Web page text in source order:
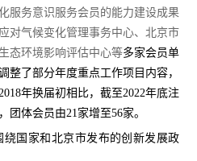
服务意识服务会员的能力建设成果
对气候变化管理事务中心、北京市
态环境影响评估中心等多家会员单
整了部分年度重点工作项目 内容，
年换届初相比，截至2022年底注
团体会员由21家增至56家。
绕国家和北京市发布的创新发展政